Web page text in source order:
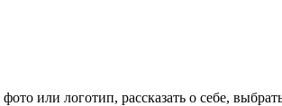
или логотип, рассказать о себе,